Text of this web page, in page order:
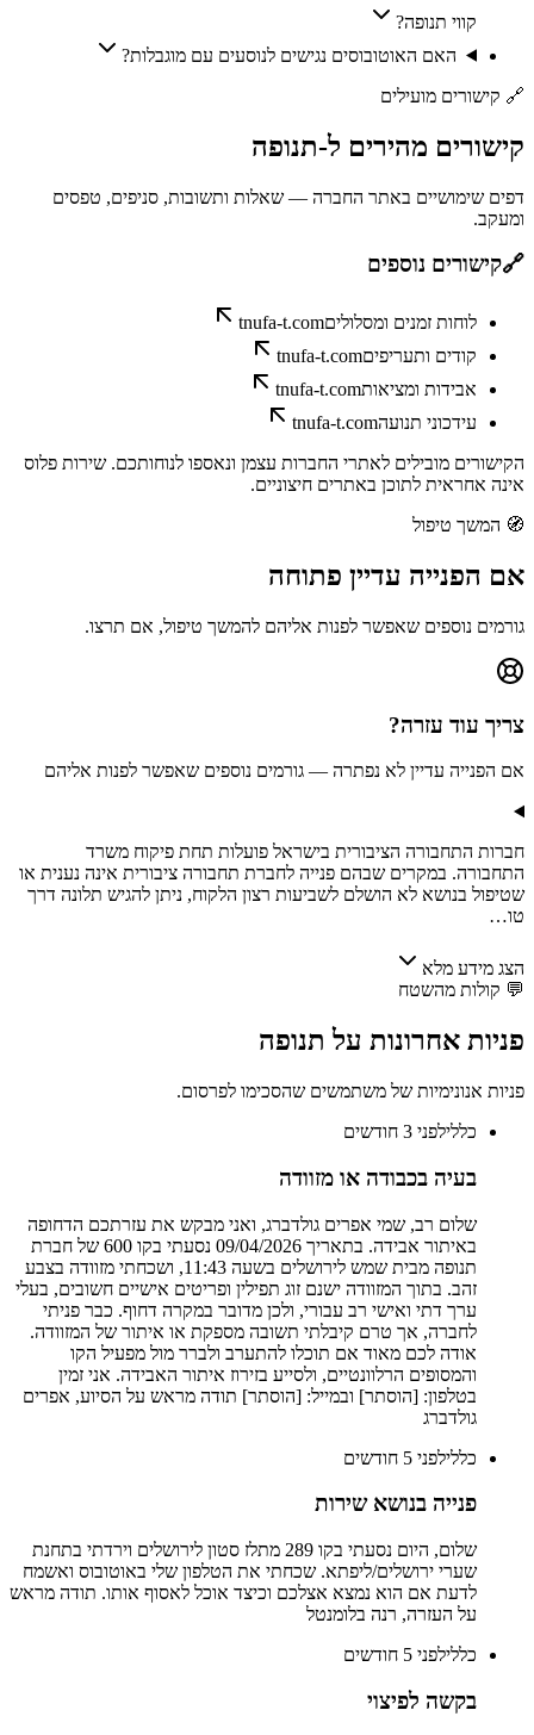
קווי תנופה?
האם האוטובוסים נגישים לנוסעים עם מוגבלות?
🔗 קישורים מועילים
קישורים מהירים ל-תנופה
דפים שימושיים באתר החברה — שאלות ותשובות, סניפים, טפסים
ומעקב.
🔗קישורים נוספים
לוחות זמנים ומסלוליםtnufa-t.com
קודים ותעריפיםtnufa-t.com
אבידות ומציאותtnufa-t.com
עידכוני תנועהtnufa-t.com
הקישורים מובילים לאתרי החברות עצמן ונאספו לנוחותכם. שירות פלוס
אינה אחראית לתוכן באתרים חיצוניים.
🧭 המשך טיפול
אם הפנייה עדיין פתוחה
גורמים נוספים שאפשר לפנות אליהם להמשך טיפול, אם תרצו.
צריך עוד עזרה?
אם הפנייה עדיין לא נפתרה — גורמים נוספים שאפשר לפנות אליהם
חברות התחבורה הציבורית בישראל פועלות תחת פיקוח משרד
התחבורה. במקרים שבהם פנייה לחברת תחבורה ציבורית אינה נענית או
שטיפול בנושא לא הושלם לשביעות רצון הלקוח, ניתן להגיש תלונה דרך
טו…
הצג מידע מלא
💬 קולות מהשטח
פניות אחרונות על תנופה
פניות אנונימיות של משתמשים שהסכימו לפרסום.
כללילפני 3 חודשים
בעיה בכבודה או מזוודה
שלום רב, שמי אפרים גולדברג, ואני מבקש את עזרתכם הדחופה
באיתור אבידה. בתאריך 09/04/2026 נסעתי בקו 600 של חברת
תנופה מבית שמש לירושלים בשעה 11:43, ושכחתי מזוודה בצבע
זהב. בתוך המזוודה ישנם זוג תפילין ופריטים אישיים חשובים, בעלי
ערך דתי ואישי רב עבורי, ולכן מדובר במקרה דחוף. כבר פניתי
לחברה, אך טרם קיבלתי תשובה מספקת או איתור של המזוודה.
אודה לכם מאוד אם תוכלו להתערב ולברר מול מפעיל הקו
והמסופים הרלוונטיים, ולסייע בזירוז איתור האבידה. אני זמין
בטלפון: [הוסתר] ובמייל: [הוסתר] תודה מראש על הסיוע, אפרים
גולדברג
כללילפני 5 חודשים
פנייה בנושא שירות
שלום, היום נסעתי בקו 289 מתלז סטון לירושלים וירדתי בתחנת
שערי ירושלים/ליפתא. שכחתי את הטלפון שלי באוטובוס ואשמח
לדעת אם הוא נמצא אצלכם וכיצד אוכל לאסוף אותו. תודה מראש
על העזרה, רנה בלומנטל
כללילפני 5 חודשים
בקשה לפיצוי